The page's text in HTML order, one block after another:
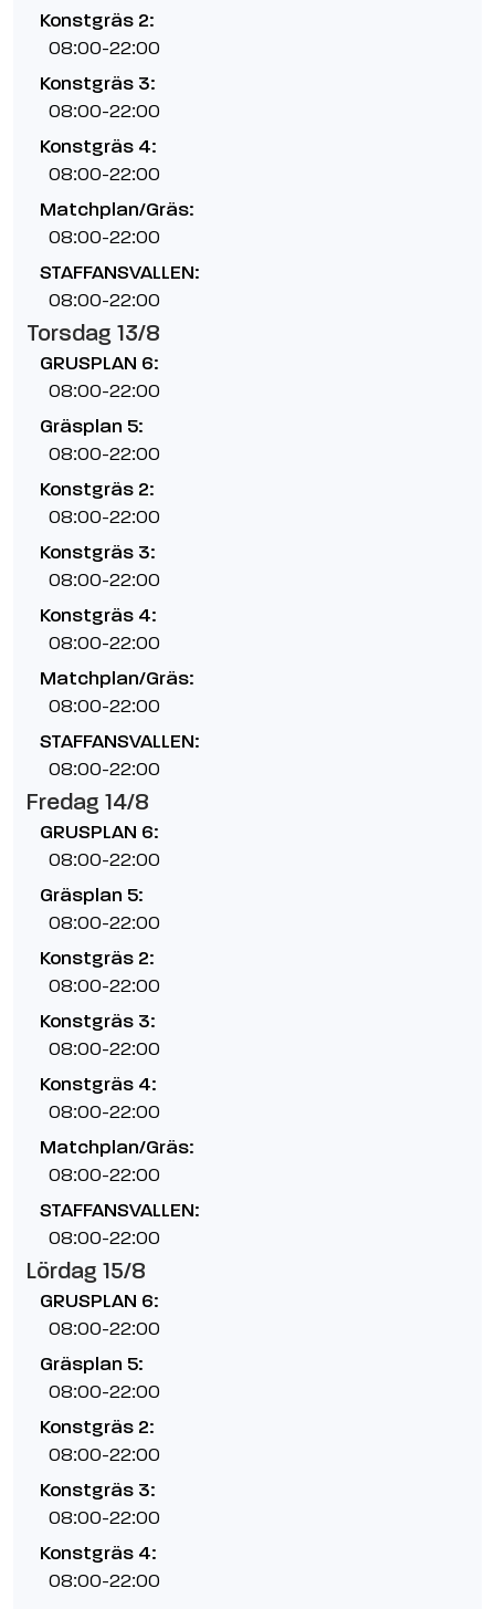
Konstgräs 2:
08:00-22:00
Konstgräs 3:
08:00-22:00
Konstgräs 4:
08:00-22:00
Matchplan/Gräs:
08:00-22:00
STAFFANSVALLEN:
08:00-22:00
Torsdag 13/8
GRUSPLAN 6:
08:00-22:00
Gräsplan 5:
08:00-22:00
Konstgräs 2:
08:00-22:00
Konstgräs 3:
08:00-22:00
Konstgräs 4:
08:00-22:00
Matchplan/Gräs:
08:00-22:00
STAFFANSVALLEN:
08:00-22:00
Fredag 14/8
GRUSPLAN 6:
08:00-22:00
Gräsplan 5:
08:00-22:00
Konstgräs 2:
08:00-22:00
Konstgräs 3:
08:00-22:00
Konstgräs 4:
08:00-22:00
Matchplan/Gräs:
08:00-22:00
STAFFANSVALLEN:
08:00-22:00
Lördag 15/8
GRUSPLAN 6:
08:00-22:00
Gräsplan 5:
08:00-22:00
Konstgräs 2:
08:00-22:00
Konstgräs 3:
08:00-22:00
Konstgräs 4:
08:00-22:00